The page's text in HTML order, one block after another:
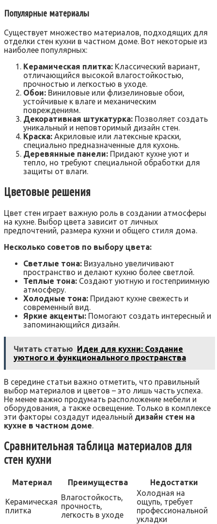
Популярные материалы
Существует множество материалов, подходящих для
отделки стен кухни в частном доме. Вот некоторые из
наиболее популярных:
Керамическая плитка: Классический вариант,
отличающийся высокой влагостойкостью,
прочностью и легкостью в уходе.
Обои: Виниловые или флизелиновые обои,
устойчивые к влаге и механическим
повреждениям.
Декоративная штукатурка: Позволяет создать
уникальный и неповторимый дизайн стен.
Краска: Акриловые или латексные краски,
специально предназначенные для кухонь.
Деревянные панели: Придают кухне уют и
тепло, но требуют специальной обработки для
защиты от влаги.
Цветовые решения
Цвет стен играет важную роль в создании атмосферы
на кухне. Выбор цвета зависит от личных
предпочтений, размера кухни и общего стиля дома.
Несколько советов по выбору цвета:
Светлые тона: Визуально увеличивают
пространство и делают кухню более светлой.
Теплые тона: Создают уютную и гостеприимную
атмосферу.
Холодные тона: Придают кухне свежесть и
современный вид.
Яркие акценты: Помогают создать интересный и
запоминающийся дизайн.
Читать статью Идеи для кухни: Создание
уютного и функционального пространства
В середине статьи важно отметить, что правильный
выбор материалов и цветов – это лишь часть успеха.
Не менее важно продумать расположение мебели и
оборудования, а также освещение. Только в комплексе
эти факторы создадут идеальный дизайн стен на
кухне в частном доме.
Сравнительная таблица материалов для
стен кухни
Материал Преимущества Недостатки
Керамическая
плитка
Влагостойкость,
прочность,
легкость в уходе
Холодная на
ощупь, требует
профессиональной
укладки